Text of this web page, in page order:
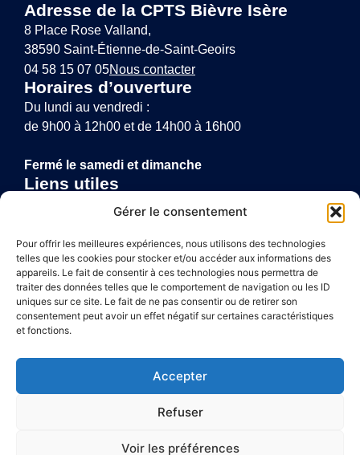
Gérer le consentement
Pour offrir les meilleures expériences, nous utilisons des technologies
telles que les cookies pour stocker et/ou accéder aux informations des
appareils. Le fait de consentir à ces technologies nous permettra de
traiter des données telles que le comportement de navigation ou les ID
uniques sur ce site. Le fait de ne pas consentir ou de retirer son
consentement peut avoir un effet négatif sur certaines caractéristiques
et fonctions.
Accepter
Refuser
Voir les préférences
Adresse de la CPTS Bièvre Isère
8 Place Rose Valland,
38590 Saint-Étienne-de-Saint-Geoirs
04 58 15 07 05Nous contacter
Horaires d’ouverture
Du lundi au vendredi :
de 9h00 à 12h00 et de 14h00 à 16h00
Fermé le samedi et dimanche
Liens utiles
Annuaire de santé
Politique de confidentialité
Plan du site
Mentions légales
Plan du site
Confidentialité